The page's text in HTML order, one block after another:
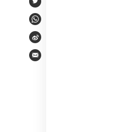
Twitter
WhatsApp
Weibo
Email